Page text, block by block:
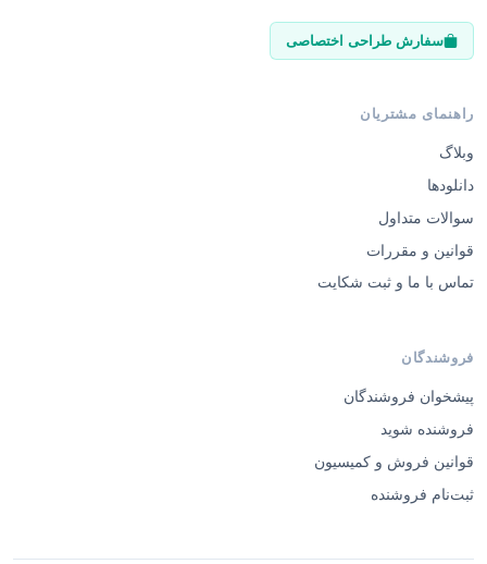
سفارش طراحی اختصاصی
دانلودها
سوالات متداول
قوانین و مقررات
تماس با ما و ثبت شکایت
فروشنده شوید
قوانین فروش و کمیسیون
ثبت‌نام فروشنده